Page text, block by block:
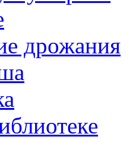
о жёстком диске.
дрожания